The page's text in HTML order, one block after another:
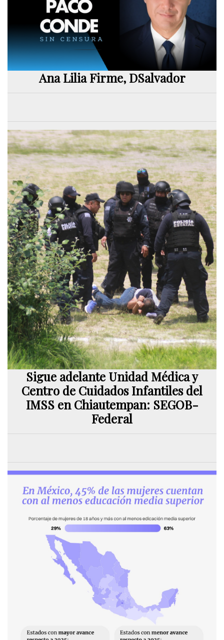
Ana Lilia Firme, DSalvador
Sigue adelante Unidad Médica y
Centro de Cuidados Infantiles del
IMSS en Chiautempan: SEGOB-
Federal